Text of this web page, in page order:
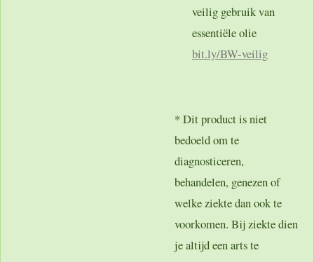
veilig gebruik van
essentiële olie
bit.ly/BW-veilig
* Dit product is niet
bedoeld om te
diagnosticeren,
behandelen, genezen of
welke ziekte dan ook te
voorkomen. Bij ziekte dien
je altijd een arts te